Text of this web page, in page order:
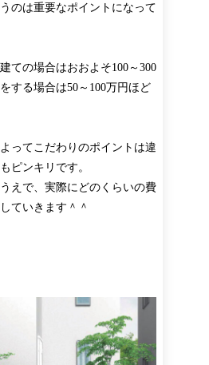
のは重要なポイントになって
ての場合はおおよそ100～300
する場合は50～100万円ほど
ってこだわりのポイントは違
ピンキリです。
えで、実際にどのくらいの費
ていきます＾＾